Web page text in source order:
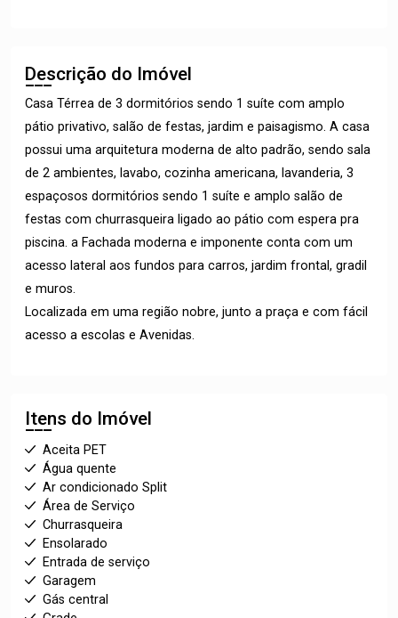
Descrição do Imóvel
Casa Térrea de 3 dormitórios sendo 1 suíte com amplo
pátio privativo, salão de festas, jardim e paisagismo. A casa
possui uma arquitetura moderna de alto padrão, sendo sala
de 2 ambientes, lavabo, cozinha americana, lavanderia, 3
espaçosos dormitórios sendo 1 suíte e amplo salão de
festas com churrasqueira ligado ao pátio com espera pra
piscina. a Fachada moderna e imponente conta com um
acesso lateral aos fundos para carros, jardim frontal, gradil
e muros.
Localizada em uma região nobre, junto a praça e com fácil
acesso a escolas e Avenidas.
Itens do Imóvel
Aceita PET
Água quente
Ar condicionado Split
Área de Serviço
Churrasqueira
Ensolarado
Entrada de serviço
Garagem
Gás central